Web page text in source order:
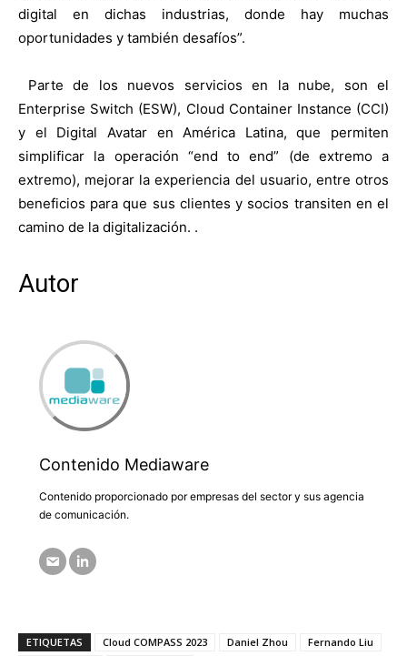
digital en dichas industrias, donde hay muchas
oportunidades y también desafíos”.
Parte de los nuevos servicios en la nube, son el
Enterprise Switch (ESW), Cloud Container Instance (CCI)
y el Digital Avatar en América Latina, que permiten
simplificar la operación “end to end” (de extremo a
extremo), mejorar la experiencia del usuario, entre otros
beneficios para que sus clientes y socios transiten en el
camino de la digitalización. .
Autor
Contenido Mediaware
Contenido proporcionado por empresas del sector y sus agencia
de comunicación.
ETIQUETAS Cloud COMPASS 2023 Daniel Zhou Fernando Liu